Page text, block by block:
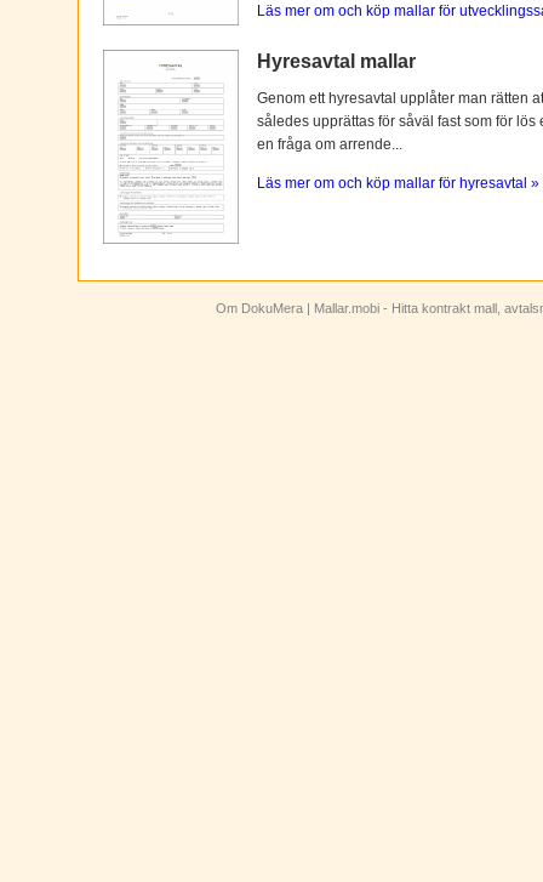
Läs mer om och köp mallar för
Hyresavtal mallar
Genom ett hyresavtal upplåter man rätten
således upprättas för såväl fast som för
en fråga om arrende...
Läs mer om och köp mallar för hyresavtal »
Om DokuMera | Mallar.mobi - Hitta kontrakt mall,